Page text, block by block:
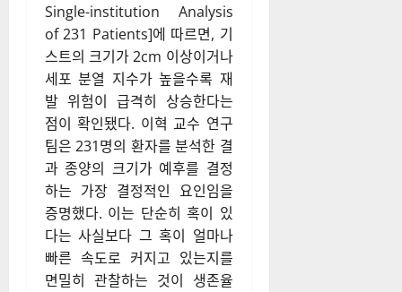
Single-institution Analysis
of 231 Patients]에 따르면, 기
스트의 크기가 2cm 이상이거나
세포 분열 지수가 높을수록 재
발 위험이 급격히 상승한다는
점이 확인됐다. 이혁 교수 연구
팀은 231명의 환자를 분석한 결
과 종양의 크기가 예후를 결정
하는 가장 결정적인 요인임을
증명했다. 이는 단순히 혹이 있
다는 사실보다 그 혹이 얼마나
빠른 속도로 커지고 있는지를
면밀히 관찰하는 것이 생존율